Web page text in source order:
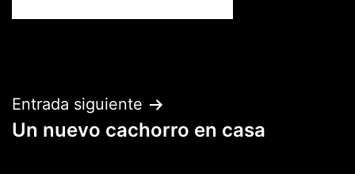
Navegación
de
Entrada siguiente
Un nuevo cachorro en casa